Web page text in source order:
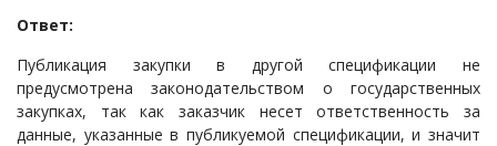
Некоммерческие организации
Исполнительное производство
Судопроизводство
Ответ:
Публикация закупки в другой спецификации не
предусмотрена законодательством о государственных
закупках, так как заказчик несет ответственность за
данные, указанные в публикуемой спецификации, и значит